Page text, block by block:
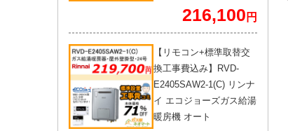
くわしく見る
2021.10.16
給湯暖房機 取替交換工事
くわしく見る
216,100 円
【リモコン+標準取替交
換工事費込み】RVD-
E2405SAW2-1(C) リンナ
イ エコジョーズガス給湯
暖房機 オート